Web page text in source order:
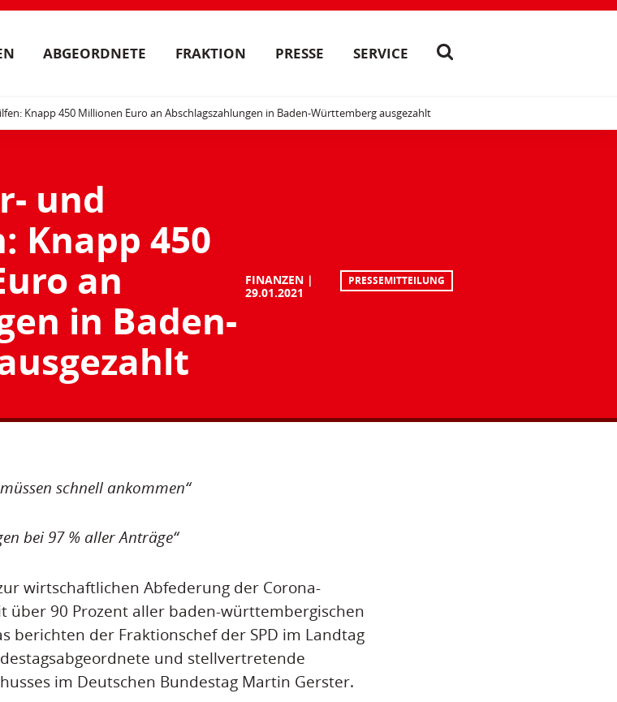
ABGEORDNETE FRAKTION PRESSE SERVICE
Knapp 450 Millionen Euro an Abschlagszahlungen in Baden-Württemberg ausgezahlt
und
Knapp 450
an
in Baden-
FINANZEN
29.01.2021
PRESSEMITTEILUNG
schnell ankommen“
bei 97 % aller Anträge“
wirtschaftlichen Abfederung der Corona-
über 90 Prozent aller baden-württembergischen
berichten der Fraktionschef der SPD im Landtag
und stellvertretende
im Deutschen Bundestag Martin Gerster.